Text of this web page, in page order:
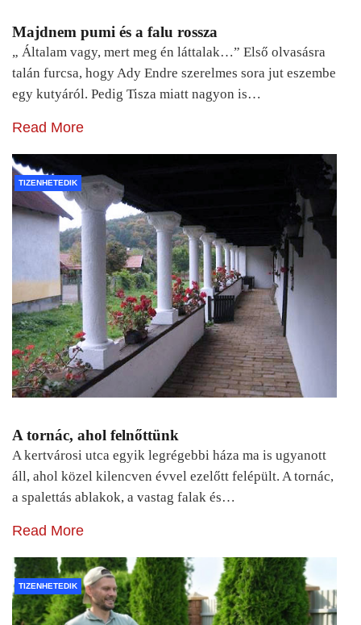
Majdnem pumi és a falu rossza
„ Általam vagy, mert meg én láttalak…” Első olvasásra
talán furcsa, hogy Ady Endre szerelmes sora jut eszembe
egy kutyáról. Pedig Tisza miatt nagyon is…
Read More
TIZENHETEDIK
A tornác, ahol felnőttünk
A kertvárosi utca egyik legrégebbi háza ma is ugyanott
áll, ahol közel kilencven évvel ezelőtt felépült. A tornác,
a spalettás ablakok, a vastag falak és…
Read More
TIZENHETEDIK